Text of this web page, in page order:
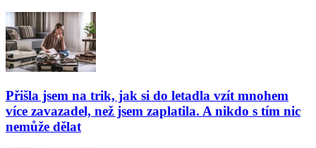
Přišla jsem na trik, jak si do letadla vzít mnohem
více zavazadel, než jsem zaplatila. A nikdo s tím nic
nemůže dělat